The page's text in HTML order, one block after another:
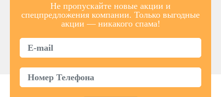
Не пропускайте новые акции и
спецпредложения компании. Только выгодные
акции — никакого спама!